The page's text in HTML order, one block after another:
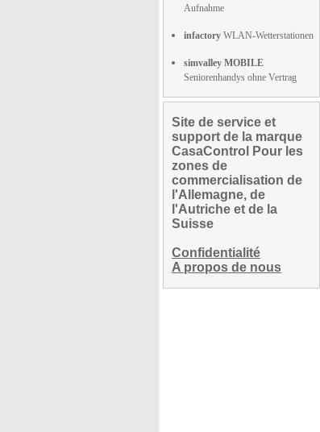
Aufnahme
infactory WLAN-Wetterstationen
simvalley MOBILE
Seniorenhandys ohne Vertrag
Site de service et
support de la marque
CasaControl Pour les
zones de
commercialisation de
l'Allemagne, de
l'Autriche et de la
Suisse
Confidentialité
A propos de nous